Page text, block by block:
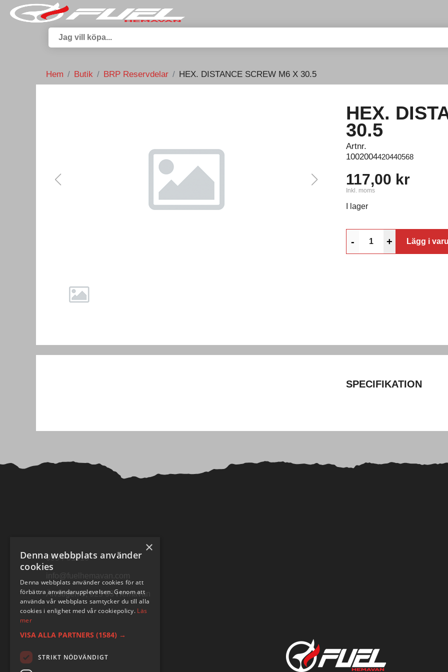
Hem Butik BRP Reservdelar HEX. DISTANCE SCREW M6 X 30.5
HEX.
30.5
Artnr.
1002004420440568
117,00 kr
Inkl. moms
I lager
- + Lägg i
SPECIFIKATION
0954-31010
Älvstigen 5, 925 93 Hemavan
×
Denna webbplats använder
cookies
Denna webbplats använder cookies för att
förbättra användarupplevelsen. Genom att
använda vår webbplats samtycker du till alla
cookies i enlighet med vår cookiepolicy. Läs
mer
VISA ALLA PARTNERS (1584) →
STRIKT NÖDVÄNDIGT